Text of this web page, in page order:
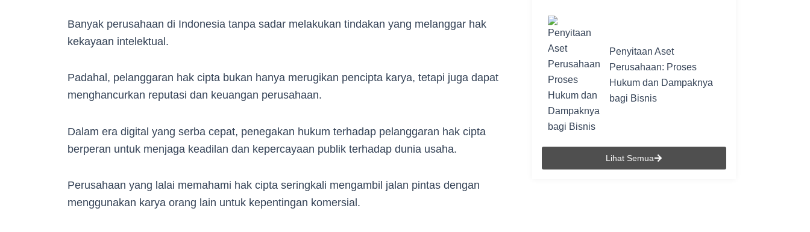
Banyak perusahaan di Indonesia tanpa sadar melakukan tindakan yang melanggar hak
kekayaan intelektual.
Padahal, pelanggaran hak cipta bukan hanya merugikan pencipta karya, tetapi juga dapat
menghancurkan reputasi dan keuangan perusahaan.
Dalam era digital yang serba cepat, penegakan hukum terhadap pelanggaran hak cipta
berperan untuk menjaga keadilan dan kepercayaan publik terhadap dunia usaha.
Perusahaan yang lalai memahami hak cipta seringkali mengambil jalan pintas dengan
menggunakan karya orang lain untuk kepentingan komersial.
Penyitaan Aset
Perusahaan: Proses
Hukum dan Dampaknya
bagi Bisnis
Lihat Semua